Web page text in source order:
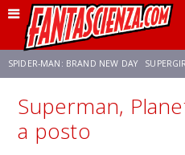
SPIDER-MAN: BRAND NEW DAY
FRANCO RICCIARDIELLO ZENDAYA
Superman,
a posto